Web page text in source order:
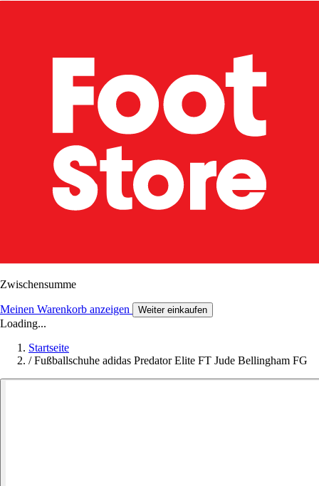
Zwischensumme
Meinen Warenkorb anzeigen Weiter einkaufen
Loading...
Startseite
/ Fußballschuhe adidas Predator Elite FT Jude Bellingham FG